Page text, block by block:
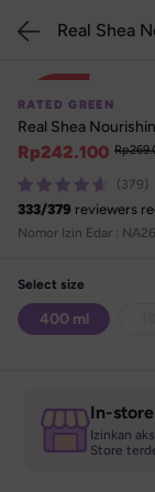
10%
RATED GREEN
Real Shea
Rp242.100 Rp
(379)
333/379 reviewers
Nomor Izin Edar :
Select size
400 ml
In-
Izinkan
Store
Real Shea